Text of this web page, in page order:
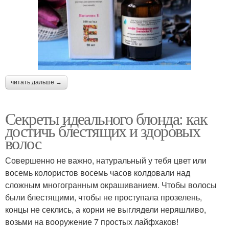
читать дальше →
Секреты идеального блонда: как
достичь блестящих и здоровых
волос
Совершенно не важно, натуральный у тебя цвет или
восемь колористов восемь часов колдовали над
сложным многогранным окрашиванием. Чтобы волосы
были блестящими, чтобы не проступала прозелень,
концы не секлись, а корни не выглядели неряшливо,
возьми на вооружение 7 простых лайфхаков!